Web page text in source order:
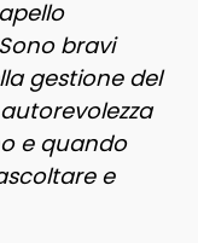
bravi
gestione del
e quando
e